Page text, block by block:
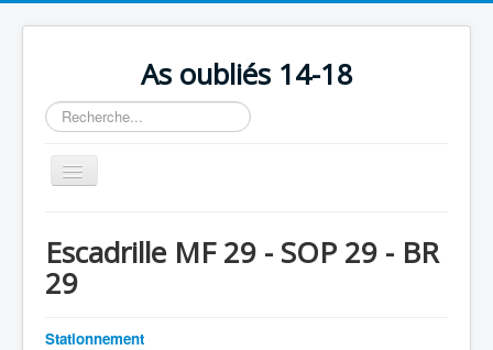
As oubliés 14-18
Rechercher
Basculer
la
Chronologie
Escadrilles
Organisation
Escadrille MF 29 - SOP 29 - BR
29
Stationnement